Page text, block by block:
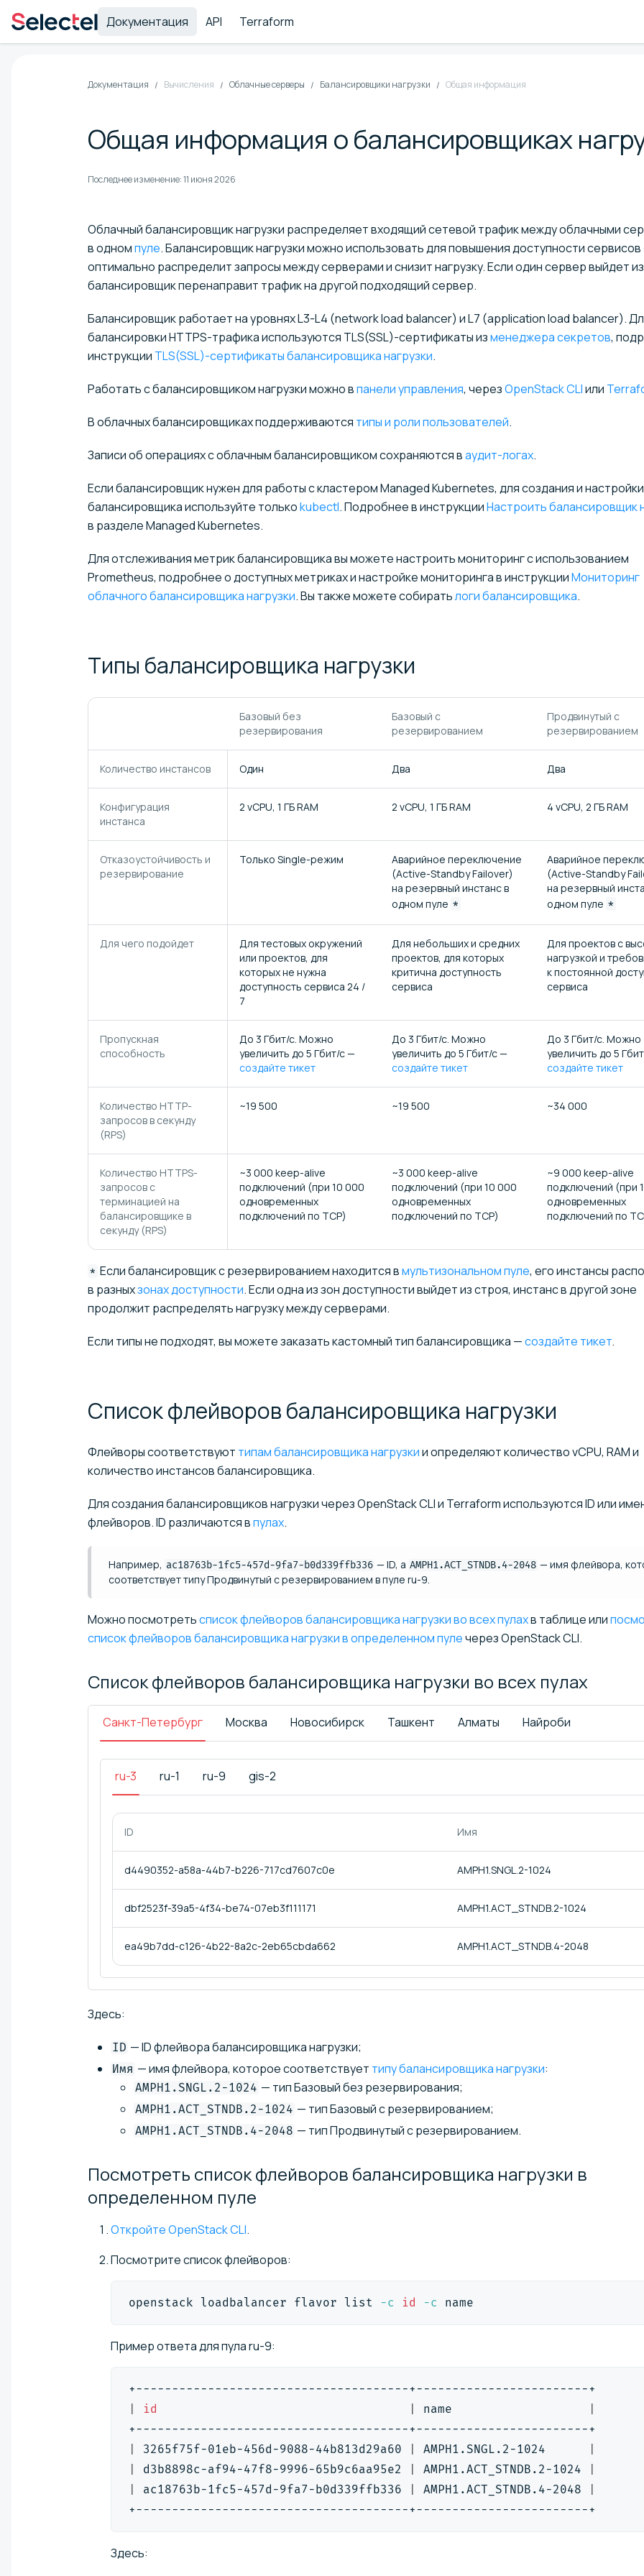
Документация API Terraform
Документация Вычисления Облачные серверы Балансировщики нагрузки Общая информация
Общая информация о балансировщиках
Последнее изменение:11 июня 2026
Облачный балансировщик нагрузки распределяет входящий сетевой трафик между облачными
в одномпуле. Балансировщик нагрузки можно использовать для повышения доступности
оптимально распределит запросы между серверами и снизит нагрузку. Если один сервер выйдет
балансировщик перенаправит трафик на другой подходящий сервер.
Балансировщик работает на уровнях L3-L4 (network load balancer) и L7 (application load balancer).
балансировки HTTPS-трафика используются TLS(SSL)-сертификаты изменеджера секретов,
инструкции TLS(SSL)-сертификаты балансировщика нагрузки.
Работать с балансировщиком нагрузки можно впанели управления, черезOpenStack CLIили
В облачных балансировщиках поддерживаются типы и роли пользователей.
Записи об операциях с облачным балансировщиком сохраняются ваудит-логах.
Если балансировщик нужен для работы с кластером Managed Kubernetes, для создания и настройки
балансировщика используйте толькоkubectl. Подробнее в инструкцииНастроить балансировщик
в разделе Managed Kubernetes.
Для отслеживания метрик балансировщика вы можете настроить мониторинг с использованием
Prometheus, подробнее о доступных метриках и настройке мониторинга в инструкцииМониторинг
облачного балансировщика нагрузки. Вы также можете собиратьлоги балансировщика.
Типы балансировщика нагрузки
Базовый без
резервирования
Базовый с
резервированием
Продвинутый с
резервированием
Количество инстансов Один Два Два
Конфигурация
инстанса
2 vCPU, 1 ГБ RAM 2 vCPU, 1 ГБ RAM 4 vCPU, 2 ГБ RAM
Отказоустойчивость и
резервирование
Только Single-режим
Аварийное переключение
(Active-Standby Failover)
на резервный инстанс в
одном пуле *
Аварийное
(Active-Standby
на резервный
одном пуле *
Для чего подойдет
Для тестовых окружений
или проектов, для
которых не нужна
доступность сервиса 24 /
7
Для небольших и средних
проектов, для которых
критична доступность
сервиса
Для проектов с
нагрузкой и
к постоянной
сервиса
Пропускная
способность
До 3 Гбит/с. Можно
увеличить до 5 Гбит/с —
создайте тикет
До 3 Гбит/с. Можно
увеличить до 5 Гбит/с —
создайте тикет
До 3 Гбит/с. Можно
увеличить до 5
создайте тикет
Количество HTTP-
запросов в секунду
(RPS)
~19 500 ~19 500 ~34 000
Количество HTTPS-
запросов с
терминацией на
балансировщике в
секунду (RPS)
~3 000 keep-alive
подключений (при 10 000
одновременных
подключений по TCP)
~3 000 keep-alive
подключений (при 10 000
одновременных
подключений по TCP)
~9 000 keep-alive
подключений (при
одновременных
подключений по
* Если балансировщик с резервированием находится вмультизональном пуле, его инстансы
в разныхзонах доступности. Если одна из зон доступности выйдет из строя, инстанс в другой зоне
продолжит распределять нагрузку между серверами.
Если типы не подходят, вы можете заказать кастомный тип балансировщика —создайте тикет.
Список флейворов балансировщика нагрузки
Флейворы соответствуют типам балансировщика нагрузкии определяют количество vCPU, RAM и
количество инстансов балансировщика.
Для создания балансировщиков нагрузки через OpenStack CLI и Terraform используются ID или
флейворов. ID различаются впулах.
Например, ac18763b-1fc5-457d-9fa7-b0d339ffb336 — ID, а AMPH1.ACT_STNDB.4-2048 — имя флейвора,
соответствует типу Продвинутый с резервированием в пуле ru-9.
Можно посмотретьсписок флейворов балансировщика нагрузки во всех пулахв таблице или
список флейворов балансировщика нагрузки в определенном пулечерез OpenStack CLI.
Список флейворов балансировщика нагрузки во всех пулах
Санкт-Петербург Москва Новосибирск Ташкент Алматы Найроби
ru-3 ru-1 ru-9 gis-2
ID Имя
d4490352-a58a-44b7-b226-717cd7607c0e AMPH1.SNGL.2-1024
dbf2523f-39a5-4f34-be74-07eb3f111171 AMPH1.ACT_STNDB.2-1024
ea49b7dd-c126-4b22-8a2c-2eb65cbda662 AMPH1.ACT_STNDB.4-2048
Здесь:
ID — ID флейвора балансировщика нагрузки;
Имя — имя флейвора, которое соответствует типу балансировщика нагрузки:
AMPH1.SNGL.2-1024 — тип Базовый без резервирования;
AMPH1.ACT_STNDB.2-1024 — тип Базовый с резервированием;
AMPH1.ACT_STNDB.4-2048 — тип Продвинутый с резервированием.
Посмотреть список флейворов балансировщика нагрузки в
определенном пуле
Откройте OpenStack CLI.
Посмотрите список флейворов:
openstack loadbalancer flavor list -c id -c name
Пример ответа для пула ru-9:
+--------------------------------------+------------------------+
id name
+--------------------------------------+------------------------+
3265f75f-01eb-456d-9088-44b813d29a60 AMPH1.SNGL.2-1024
d3b8898c-af94-47f8-9996-65b9c6aa95e2 AMPH1.ACT_STNDB.2-1024
ac18763b-1fc5-457d-9fa7-b0d339ffb336 AMPH1.ACT_STNDB.4-2048
+--------------------------------------+------------------------+
Здесь: